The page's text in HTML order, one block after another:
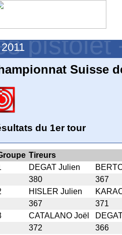
pistolet
Suisse
du 1er tour
Tireurs
DEGAT Julien
380
367
HISLER Julien
367
371
CATALANO Joël
372
366